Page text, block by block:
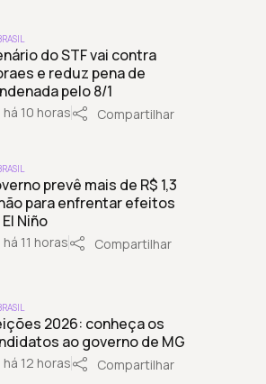
do STF vai contra
e reduz pena de
pelo 8/1
há 10 horas Compartilhar
prevê mais de R$ 1,3
para enfrentar efeitos
Niño
há 11 horas Compartilhar
2026: conheça os
ao governo de MG
há 12 horas Compartilhar